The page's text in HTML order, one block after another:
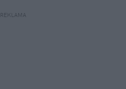
REKLAMA